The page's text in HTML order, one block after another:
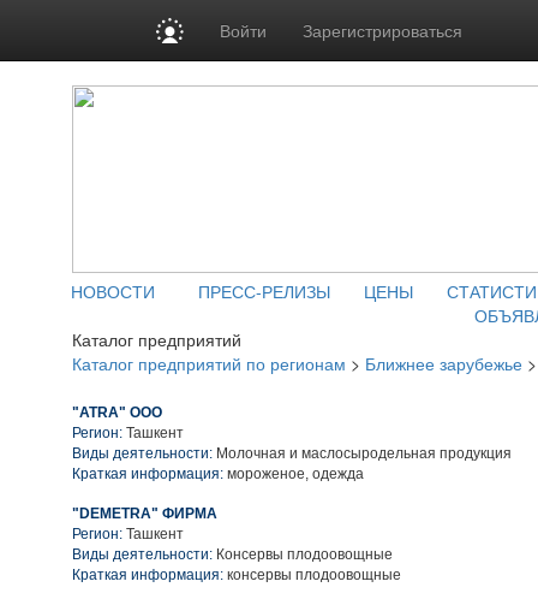
Войти Зарегистрироваться
НОВОСТИ ПРЕСС-РЕЛИЗЫ ЦЕНЫ
Каталог предприятий
Каталог предприятий по регионам > Ближнее зарубежье
"ATRA" ООО
Регион: Ташкент
Виды деятельности: Молочная и маслосыродельная продукция
Краткая информация: мороженое, одежда
"DEMETRA" ФИРМА
Регион: Ташкент
Виды деятельности: Консервы плодоовощные
Краткая информация: консервы плодоовощные